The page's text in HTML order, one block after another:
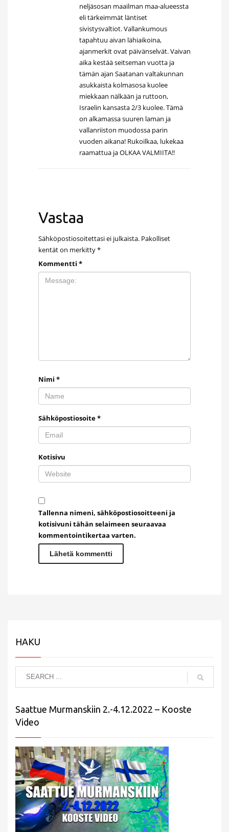
neljäsosan maailman maa-alueessta
eli tärkeimmät läntiset
sivistysvaltiot. Vallankumous
tapahtuu aivan lähiaikoina,
ajanmerkit ovat päivänselvät. Vaivan
aika kestää seitseman vuotta ja
tämän ajan Saatanan valtakunnan
asukkaista kolmasosa kuolee
miekkaan nälkään ja ruttoon,
Israelin kansasta 2/3 kuolee. Tämä
on alkamassa suuren laman ja
vallanriiston muodossa parin
vuoden aikana! Rukoilkaa, lukekaa
raamattua ja OLKAA VALMIITA!!
Vastaa
Sähköpostiosoitettasi ei julkaista. Pakolliset
kentät on merkitty*
Kommentti *
Nimi *
Sähköpostiosoite*
Kotisivu
Tallenna nimeni, sähköpostiosoitteeni ja
kotisivuni tähän selaimeen seuraavaa
kommentointikertaa varten.
HAKU
Saattue Murmanskiin 2.-4.12.2022 – Kooste
Video